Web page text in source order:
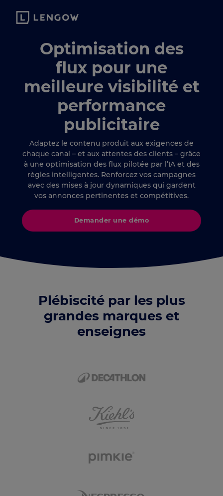
Optimisation des
flux pour une
meilleure visibilité et
performance
publicitaire
Adaptez le contenu produit aux exigences de
chaque canal – et aux attentes des clients – grâce
à une optimisation des flux pilotée par l’IA et des
règles intelligentes. Renforcez vos campagnes
avec des mises à jour dynamiques qui gardent
vos annonces pertinentes et compétitives.
Demander une démo
Plébiscité par les plus
grandes marques et
enseignes